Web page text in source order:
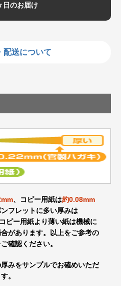
日のお届け
配送について
、コピー用紙は約0.08mm
フレットに多い厚みは
ピー用紙より薄い紙は機械に
があります。以上をご参考の
確認ください。
みをサンプルでお確めいただ
。